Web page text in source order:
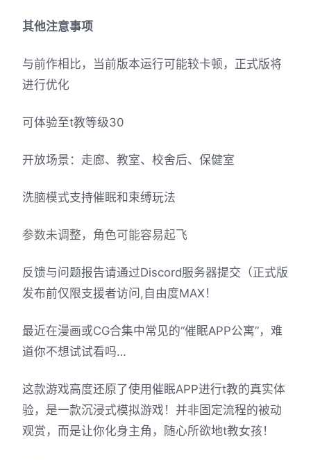
其他注意事项
与前作相比，当前版本运行可能较卡顿，正式版将
进行优化
可体验至t教等级30
开放场景：走廊、教室、校舍后、保健室
洗脑模式支持催眠和束缚玩法
参数未调整，角色可能容易起飞
反馈与问题报告请通过Discord服务器提交（正式版
发布前仅限支援者访问,自由度MAX！
最近在漫画或CG合集中常见的“催眠APP公寓”，难
道你不想试试看吗…
这款游戏高度还原了使用催眠APP进行t教的真实体
验，是一款沉浸式模拟游戏！并非固定流程的被动
观赏，而是让你化身主角，随心所欲地t教女孩！